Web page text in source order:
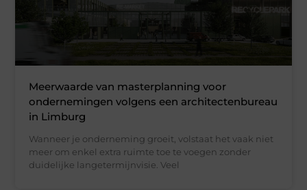
Meerwaarde van masterplanning voor
ondernemingen volgens een architectenbureau
in Limburg
Wanneer je onderneming groeit, volstaat het vaak niet
meer om enkel extra ruimte toe te voegen zonder
duidelijke langetermijnvisie. Veel